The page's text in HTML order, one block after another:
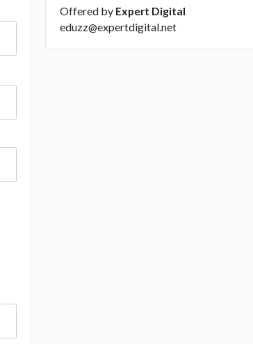
Offered by Expert Digital
eduzz@expertdigital.net